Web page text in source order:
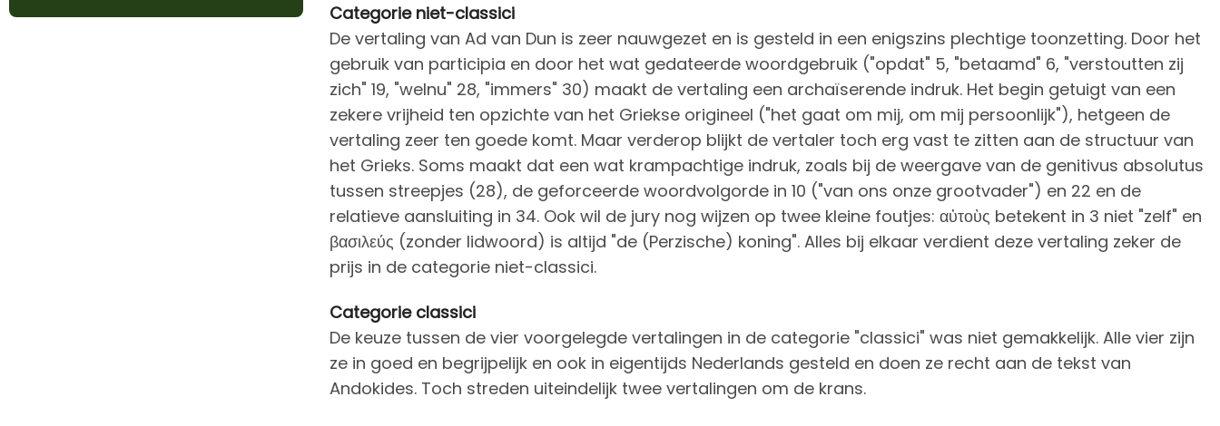
Categorie niet-classici
De vertaling van Ad van Dun is zeer nauwgezet en is gesteld in een enigszins plechtige toonzetting. Door het
gebruik van participia en door het wat gedateerde woordgebruik ("opdat" 5, "betaamd" 6, "verstoutten zij
zich" 19, "welnu" 28, "immers" 30) maakt de vertaling een archaïserende indruk. Het begin getuigt van een
zekere vrijheid ten opzichte van het Griekse origineel ("het gaat om mij, om mij persoonlijk"), hetgeen de
vertaling zeer ten goede komt. Maar verderop blijkt de vertaler toch erg vast te zitten aan de structuur van
het Grieks. Soms maakt dat een wat krampachtige indruk, zoals bij de weergave van de genitivus absolutus
tussen streepjes (28), de geforceerde woordvolgorde in 10 ("van ons onze grootvader") en 22 en de
relatieve aansluiting in 34. Ook wil de jury nog wijzen op twee kleine foutjes: αὐτοὺς betekent in 3 niet "zelf" en
βασιλεύς (zonder lidwoord) is altijd "de (Perzische) koning". Alles bij elkaar verdient deze vertaling zeker de
prijs in de categorie niet-classici.
Categorie classici
De keuze tussen de vier voorgelegde vertalingen in de categorie "classici" was niet gemakkelijk. Alle vier zijn
ze in goed en begrijpelijk en ook in eigentijds Nederlands gesteld en doen ze recht aan de tekst van
Andokides. Toch streden uiteindelijk twee vertalingen om de krans.